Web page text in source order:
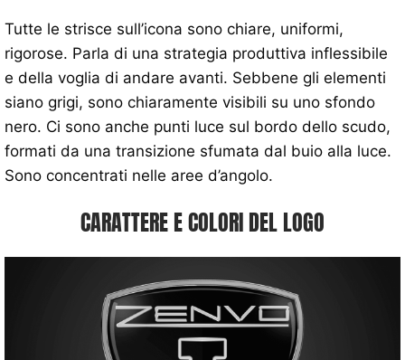
Tutte le strisce sull’icona sono chiare, uniformi,
rigorose. Parla di una strategia produttiva inflessibile
e della voglia di andare avanti. Sebbene gli elementi
siano grigi, sono chiaramente visibili su uno sfondo
nero. Ci sono anche punti luce sul bordo dello scudo,
formati da una transizione sfumata dal buio alla luce.
Sono concentrati nelle aree d’angolo.
CARATTERE E COLORI DEL LOGO